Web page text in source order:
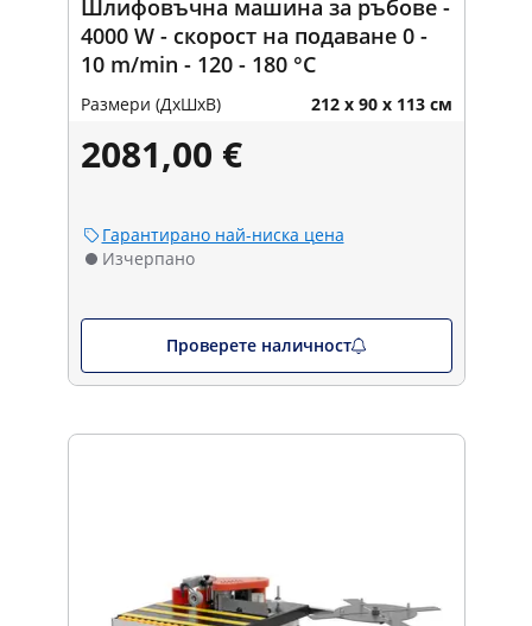
Шлифовъчна машина за ръбове -
4000 W - скорост на подаване 0 -
10 m/min - 120 - 180 °C
Размери (ДxШxВ) 212 x 90 x 113 см
2081,00 €
Гарантирано най-ниска цена
Изчерпано
Проверете наличност